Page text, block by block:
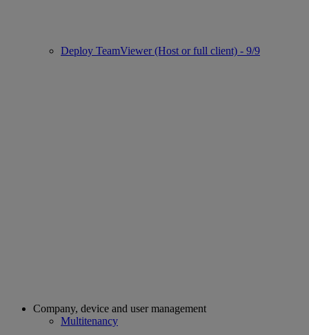
Deploy TeamViewer (Host or full client) - 9/9
Company, device and user management
Multitenancy